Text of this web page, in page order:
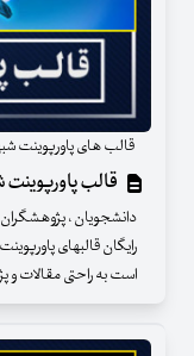
قالب های پاورپوینت
قالب پاورپوینت
دانشجویان ،
رایگان قالبهای
است به راحتی مقالات و